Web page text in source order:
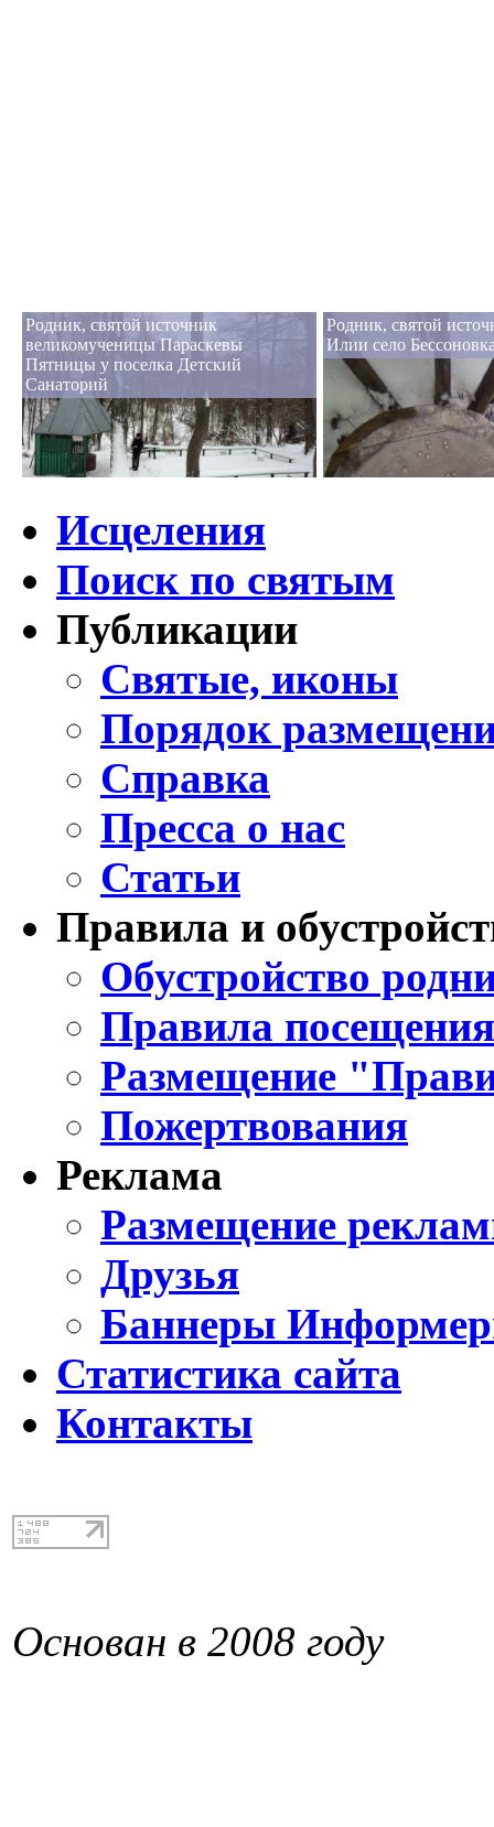
Родник, святой источник
великомученицы Параскевы
Пятницы у поселка Детский
Санаторий
Родник, святой
Илии село
Исцеления
Поиск по святым
Публикации
Святые, иконы
Порядок
Справка
Пресса о нас
Статьи
Правила и
Обустройство
Правила
Размещение
Пожертвования
Реклама
Размещение
Друзья
Баннеры
Статистика сайта
Контакты
Основан в 2008 году